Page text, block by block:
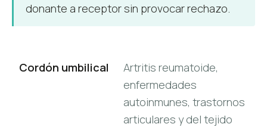
donante a receptor sin provocar rechazo.
Cordón umbilical
Artritis reumatoide,
enfermedades
autoinmunes, trastornos
articulares y del tejido